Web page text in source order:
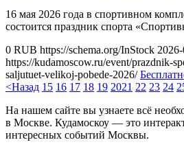
16 мая 2026 года в спортивном
состоится праздник спорта
0 RUB https://schema.org/InStock
https://kudamoscow.ru/event/prazdnik-
saljutuet-velikoj-pobede-2026/
<Назад 15 16 17 18 19 2021 22 23 24
На нашем сайте вы узнаете всё
в Москве. Кудамоскоу — это
интересных событий Москвы.